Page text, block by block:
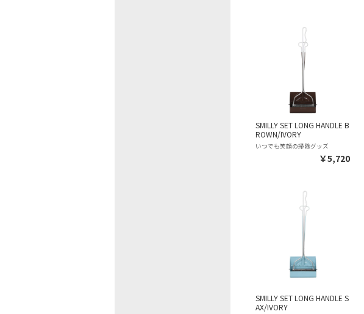
SMILLY SET LONG HANDLE B
ROWN/IVORY
いつでも笑顔の掃除グッズ
￥5,720
SMILLY SET LONG HANDLE S
AX/IVORY